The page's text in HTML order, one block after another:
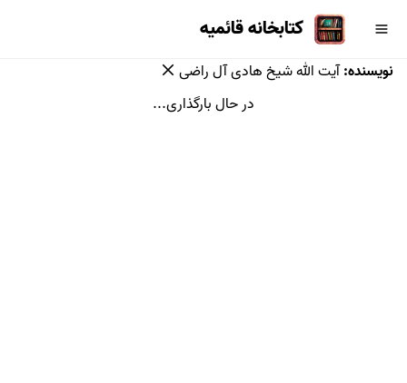
کتابخانه قائمیه
نویسنده:آیت الله شیخ هادی آل راضی
در حال بارگذاری...